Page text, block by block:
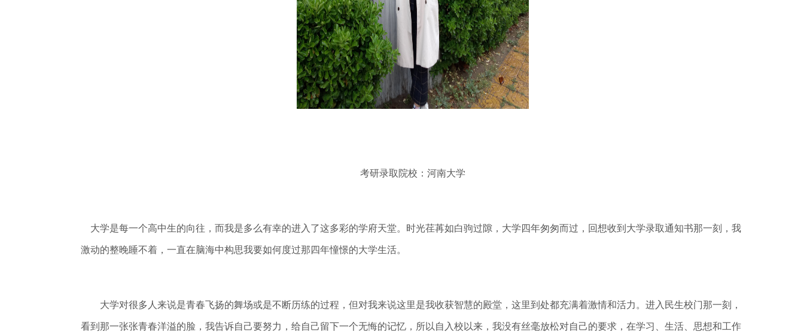
考研录取院校：河南大学
大学是每一个高中生的向往，而我是多么有幸的进入了这多彩的学府天堂。时光荏苒如白驹过隙，大学四年匆匆而过，回想收到大学录取通知书那一刻，我
激动的整晚睡不着，一直在脑海中构思我要如何度过那四年憧憬的大学生活。
大学对很多人来说是青春飞扬的舞场或是不断历练的过程，但对我来说这里是我收获智慧的殿堂，这里到处都充满着激情和活力。进入民生校门那一刻，
看到那一张张青春洋溢的脸，我告诉自己要努力，给自己留下一个无悔的记忆，所以自入校以来，我没有丝毫放松对自己的要求，在学习、生活、思想和工作